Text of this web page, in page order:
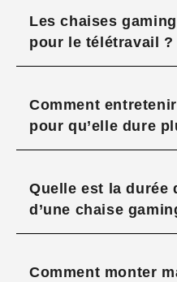
Les chaises
pour le télétravail ?
Comment
pour qu’elle dure
Quelle est la durée
d’une chaise
Comment monter